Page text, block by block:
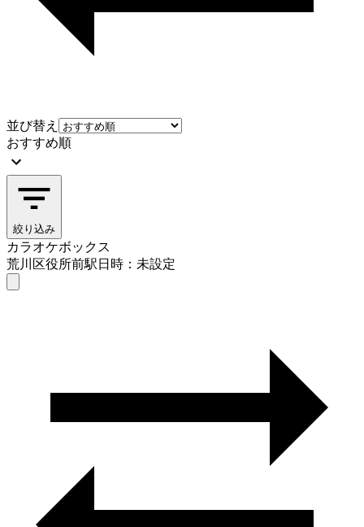
並び替え
おすすめ順
絞り込み
カラオケボックス
荒川区役所前駅日時：未設定